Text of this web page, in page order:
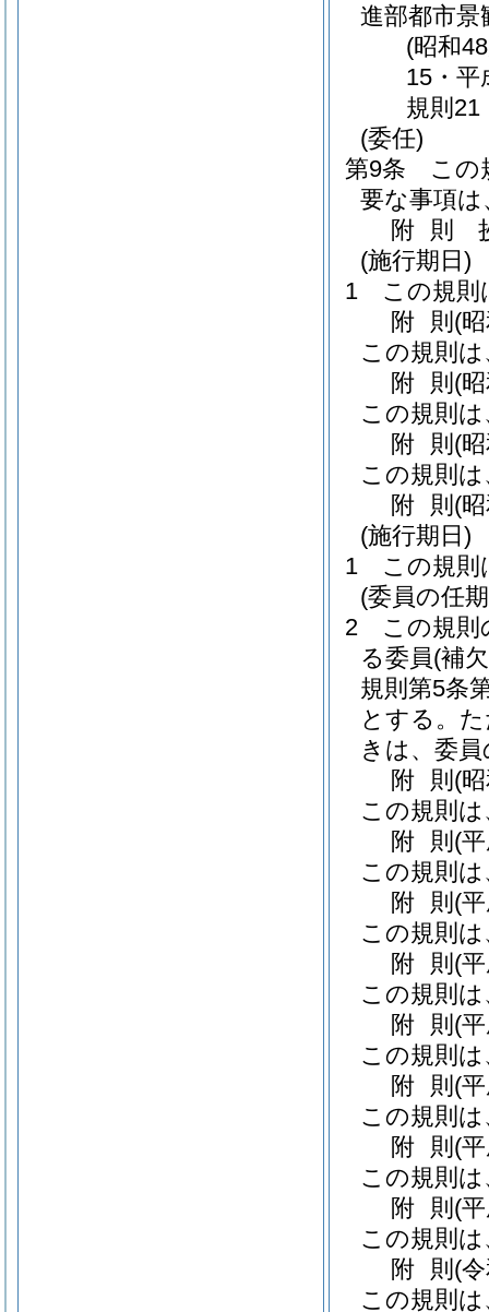
進部都市
(昭和
15・平
規則21
(委任)
第9条
この
要な事項
附 則
(施行期日)
1
この規則
附 則 (
この規則
附 則 (
この規則
附 則 (
この規則
附 則 (
(施行期日)
1
この規則
(委員の任
2
この規則
る委員(補
規則第5条
とする。
きは、委
附 則 (
この規則
附 則 (
この規則
附 則 (
この規則
附 則 (
この規則
附 則 (
この規則
附 則 (
この規則
附 則 (
この規則
附 則 (
この規則
附 則 (
この規則